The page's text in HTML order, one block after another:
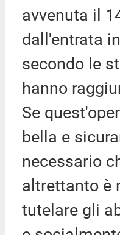
avvenuta il
dall'entrata
secondo le
hanno
Se
bella e
necessario
altrettanto è
tutelare gli